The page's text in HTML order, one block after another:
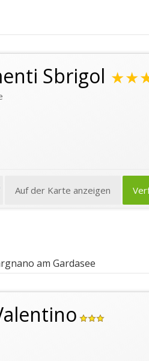
Sbrigol
Auf der Karte anzeigen
am Gardasee